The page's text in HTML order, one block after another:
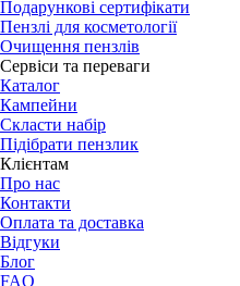
Подарункові сертифікати
Пензлі для косметології
Очищення пензлів
Сервіси та переваги
Каталог
Кампейни
Скласти набір
Підібрати пензлик
Клієнтам
Про нас
Контакти
Оплата та доставка
Відгуки
Блог
FAQ